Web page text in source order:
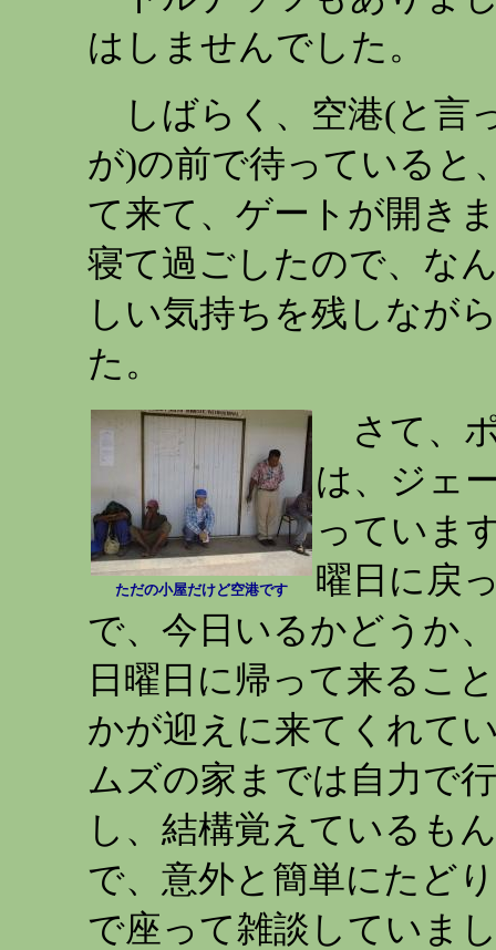
はしませんでした。
しばらく、空港(と言
が)の前で待っていると
て来て、ゲートが開き
寝て過ごしたので、な
しい気持ちを残しなが
た。
ただの小屋だけど空港です
さて、
は、ジェ
っていま
曜日に戻
で、今日いるかどうか
日曜日に帰って来るこ
かが迎えに来てくれて
ムズの家までは自力で
し、結構覚えているも
で、意外と簡単にたど
で座って雑談していま